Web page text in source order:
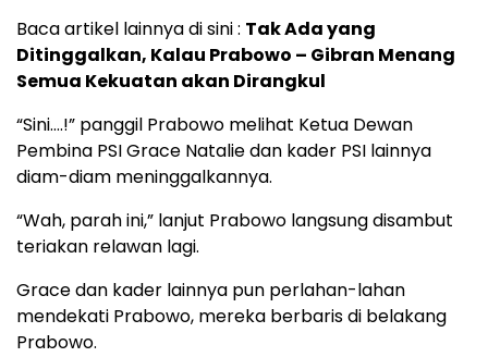
Baca artikel lainnya di sini : Tak Ada yang
Ditinggalkan, Kalau Prabowo – Gibran Menang
Semua Kekuatan akan Dirangkul
“Sini….!” panggil Prabowo melihat Ketua Dewan
Pembina PSI Grace Natalie dan kader PSI lainnya
diam-diam meninggalkannya.
“Wah, parah ini,” lanjut Prabowo langsung disambut
teriakan relawan lagi.
Grace dan kader lainnya pun perlahan-lahan
mendekati Prabowo, mereka berbaris di belakang
Prabowo.